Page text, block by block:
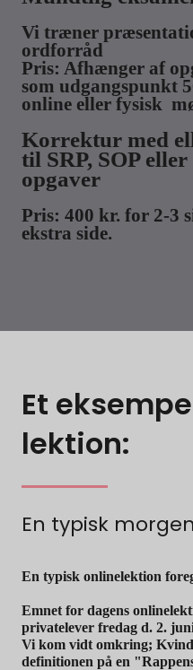
Vi træner
ordforråd
Pris: Afhænger af
som udgangspunkt
online eller fysisk
Korrektur med
til SRP, SOP
opgaver
Pris: 400 kr. for 2-3
ekstra side.
Et
lektion:
En typisk
En typisk onlinelektion
Emnet for dagens
privatelever fredag d. 2.
Vi kom vidt omkring;
definitionen på en